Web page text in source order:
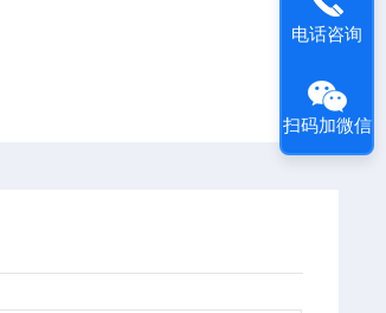
电话咨询
扫码加微信